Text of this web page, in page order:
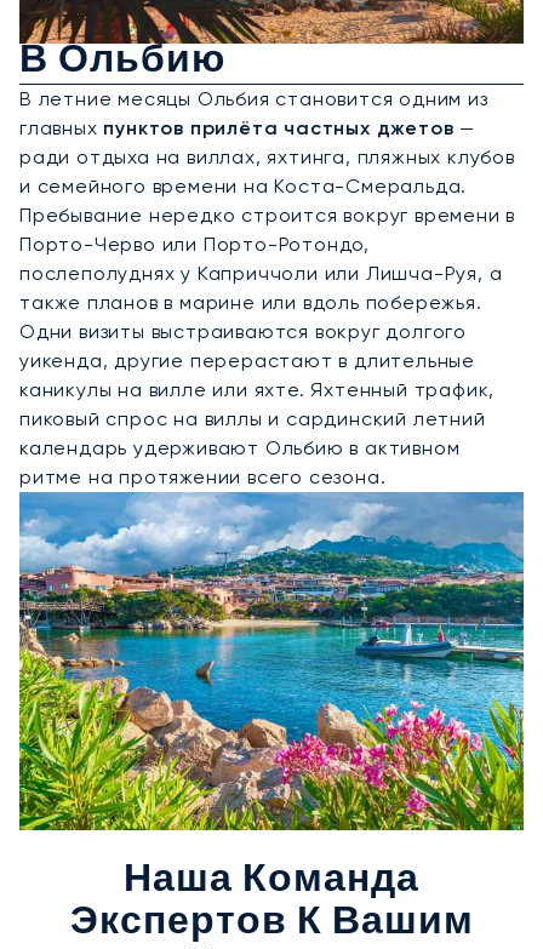
Аренда Частного Джета
В Ольбию
В летние месяцы Ольбия становится одним из
главных пунктов прилёта частных джетов —
ради отдыха на виллах, яхтинга, пляжных клубов
и семейного времени на Коста-Смеральда.
Пребывание нередко строится вокруг времени в
Порто-Черво или Порто-Ротондо,
послеполуднях у Каприччоли или Лишча-Руя, а
также планов в марине или вдоль побережья.
Одни визиты выстраиваются вокруг долгого
уикенда, другие перерастают в длительные
каникулы на вилле или яхте. Яхтенный трафик,
пиковый спрос на виллы и сардинский летний
календарь удерживают Ольбию в активном
ритме на протяжении всего сезона.
Наша Команда
Экспертов К Вашим